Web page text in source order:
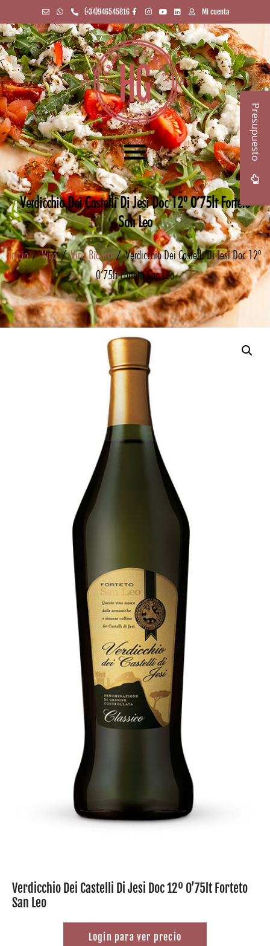
(+34)946545816 Mi cuenta
Verdicchio Dei Castelli Di Jesi Doc 12º 0’75lt Forteto
San Leo
Inicio/Vino/Vino Bianco/ Verdicchio Dei Castelli Di Jesi Doc 12º
0’75lt Forteto San Leo
Verdicchio Dei Castelli Di Jesi Doc 12º 0’75lt Forteto
San Leo
Login para ver precio
Presupuesto